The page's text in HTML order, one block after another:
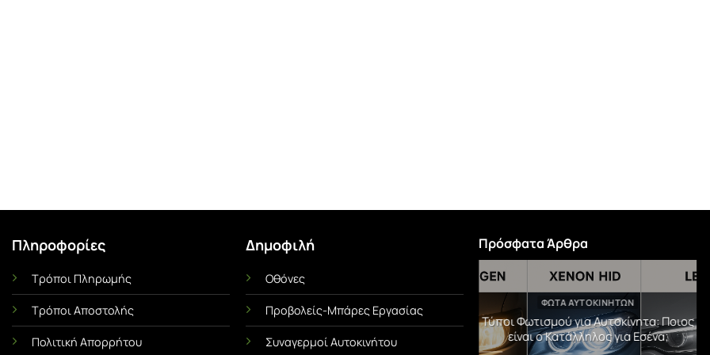
Πληροφορίες
Τρόποι Πληρωμής
Τρόποι Αποστολής
Πολιτική Απορρήτου
Δημοφιλή
Οθόνες
Προβολείς-Μπάρες Εργασίας
Συναγερμοί Αυτοκινήτου
Πρόσφατα Άρθρα
ΦΏΤΑ ΑΥΤΟΚΙΝΉΤΩΝ
Τύποι Φωτισμού για Αυτοκίνητα: Ποιος
είναι ο Κατάλληλος για Εσένα;
Όσα
ΜΕΜΒΡΆΝΕΣ ΟΧΗΜΆΤΩΝ
Αντηλιακές Μεμβράνες Αυτοκινήτου
Πλήρης Οδηγός! Πλεονεκτήματα &
Χρήσιμες Συμβουλές
UNCATEGORIZED
Αντιχαρακτική Μεμβράνη PPF! Η Αόρατη
Ασπίδα του Αυτοκινήτου σου.